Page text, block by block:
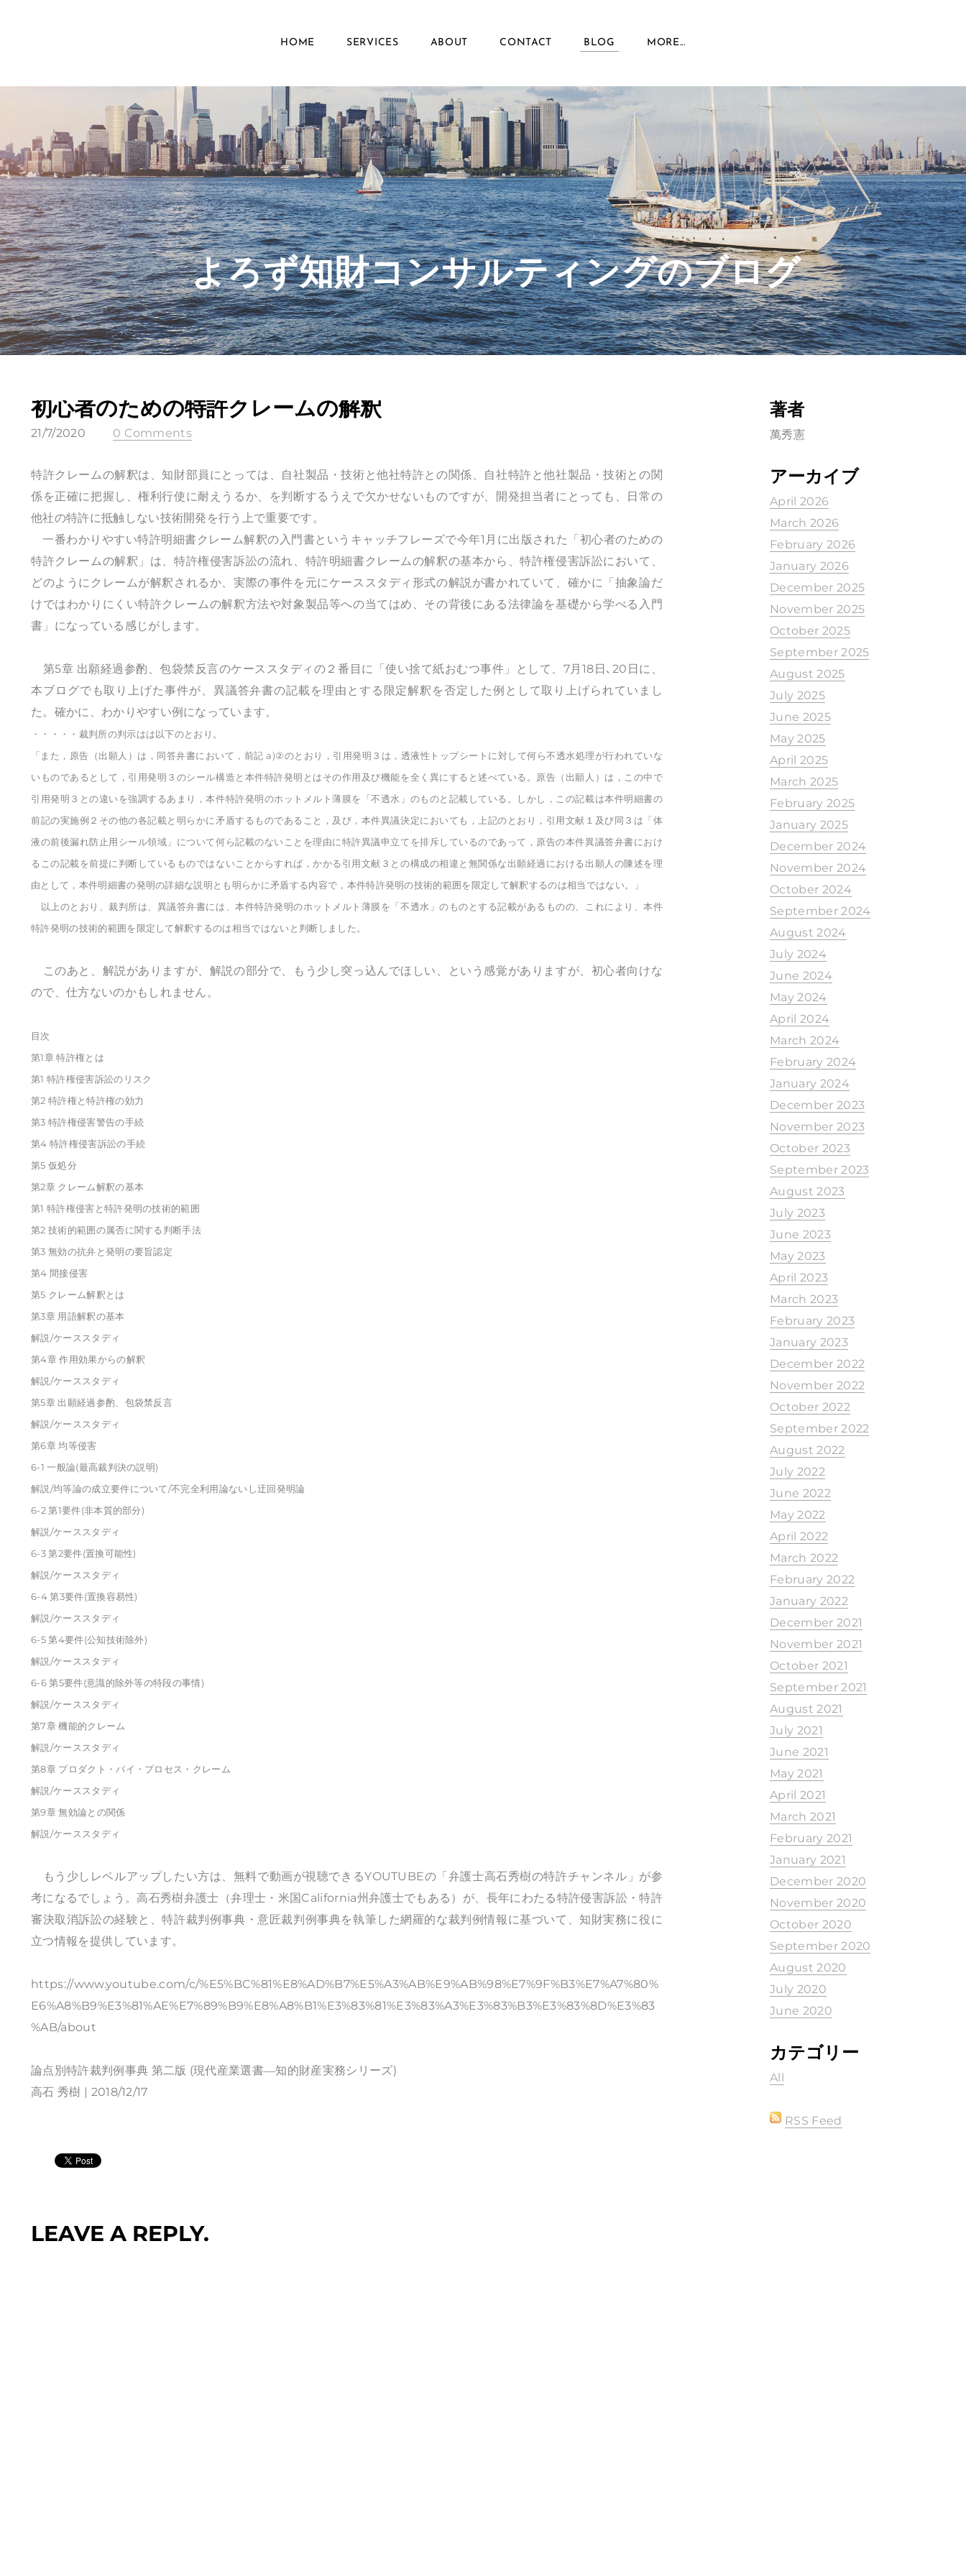
HOME SERVICES ABOUT CONTACT BLOG MORE...
​よろず知財コンサルティングのブログ
初心者のための特許クレームの解釈
21/7/2020 0 Comments
特許クレームの解釈は、知財部員にとっては、自社製品・技術と他社特許との関係、自社特許と他社製品・技術との関
係を正確に把握し、権利行使に耐えうるか、を判断するうえで欠かせないものですが、開発担当者にとっても、日常の
他社の特許に抵触しない技術開発を行う上で重要です。
一番わかりやすい特許明細書クレーム解釈の入門書というキャッチフレーズで今年1月に出版された「初心者のための
特許クレームの解釈」は、特許権侵害訴訟の流れ、特許明細書クレームの解釈の基本から、特許権侵害訴訟において、
どのようにクレームが解釈されるか、実際の事件を元にケーススタディ形式の解説が書かれていて、確かに「抽象論だ
けではわかりにくい特許クレームの解釈方法や対象製品等への当てはめ、その背後にある法律論を基礎から学べる入門
書」になっている感じがします。
第5章 出願経過参酌、包袋禁反言のケーススタディの２番目に「使い捨て紙おむつ事件」として、7月18日､20日に、
本ブログでも取り上げた事件が、異議答弁書の記載を理由とする限定解釈を否定した例として取り上げられていまし
た。確かに、わかりやすい例になっています。
・・・・・裁判所の判示はは以下のとおり。
「また，原告（出願人）は，同答弁書において，前記 a)②のとおり，引用発明３は，透液性トップシートに対して何ら不透水処理が行われていな
いものであるとして，引用発明３のシール構造と本件特許発明とはその作用及び機能を全く異にすると述べている。原告（出願人）は，この中で
引用発明３との違いを強調するあまり，本件特許発明のホットメルト薄膜を「不透水」のものと記載している。しかし，この記載は本件明細書の
前記の実施例２その他の各記載と明らかに矛盾するものであること，及び，本件異議決定においても，上記のとおり，引用文献１及び同３は「体
液の前後漏れ防止用シール領域」について何ら記載のないことを理由に特許異議申立てを排斥しているのであって，原告の本件異議答弁書におけ
るこの記載を前提に判断しているものではないことからすれば，かかる引用文献３との構成の相違と無関係な出願経過における出願人の陳述を理
由として，本件明細書の発明の詳細な説明とも明らかに矛盾する内容で，本件特許発明の技術的範囲を限定して解釈するのは相当ではない。」
以上のとおり、裁判所は、異議答弁書には、本件特許発明のホットメルト薄膜を「不透水」のものとする記載があるものの、これにより、本件
特許発明の技術的範囲を限定して解釈するのは相当ではないと判断しました。
このあと、解説がありますが、解説の部分で、もう少し突っ込んでほしい、という感覚がありますが、初心者向けな
ので、仕方ないのかもしれません。
目次
第1章 特許権とは
第1 特許権侵害訴訟のリスク
第2 特許権と特許権の効力
第3 特許権侵害警告の手続
第4 特許権侵害訴訟の手続
第5 仮処分
第2章 クレーム解釈の基本
第1 特許権侵害と特許発明の技術的範囲
第2 技術的範囲の属否に関する判断手法
第3 無効の抗弁と発明の要旨認定
第4 間接侵害
第5 クレーム解釈とは
第3章 用語解釈の基本
解説/ケーススタディ
第4章 作用効果からの解釈
解説/ケーススタディ
第5章 出願経過参酌、包袋禁反言
解説/ケーススタディ
第6章 均等侵害
6-1 一般論(最高裁判決の説明)
解説/均等論の成立要件について/不完全利用論ないし迂回発明論
6-2 第1要件(非本質的部分)
解説/ケーススタディ
6-3 第2要件(置換可能性)
解説/ケーススタディ
6-4 第3要件(置換容易性)
解説/ケーススタディ
6-5 第4要件(公知技術除外)
解説/ケーススタディ
6-6 第5要件(意識的除外等の特段の事情)
解説/ケーススタディ
第7章 機能的クレーム
解説/ケーススタディ
第8章 プロダクト・バイ・プロセス・クレーム
解説/ケーススタディ
第9章 無効論との関係
解説/ケーススタディ
もう少しレベルアップしたい方は、無料で動画が視聴できるYOUTUBEの「弁護士高石秀樹の特許チャンネル」が参
考になるでしょう。高石秀樹弁護士（弁理士・米国California州弁護士でもある）が、長年にわたる特許侵害訴訟・特許
審決取消訴訟の経験と、特許裁判例事典・意匠裁判例事典を執筆した網羅的な裁判例情報に基づいて、知財実務に役に
立つ情報を提供しています。
https://www.youtube.com/c/%E5%BC%81%E8%AD%B7%E5%A3%AB%E9%AB%98%E7%9F%B3%E7%A7%80%
E6%A8%B9%E3%81%AE%E7%89%B9%E8%A8%B1%E3%83%81%E3%83%A3%E3%83%B3%E3%83%8D%E3%83
%AB/about
論点別特許裁判例事典 第二版 (現代産業選書―知的財産実務シリーズ)
高石 秀樹 | 2018/12/17
LEAVE A REPLY.
著者
萬秀憲
アーカイブ
April 2026
March 2026
February 2026
January 2026
December 2025
November 2025
October 2025
September 2025
August 2025
July 2025
June 2025
May 2025
April 2025
March 2025
February 2025
January 2025
December 2024
November 2024
October 2024
September 2024
August 2024
July 2024
June 2024
May 2024
April 2024
March 2024
February 2024
January 2024
December 2023
November 2023
October 2023
September 2023
August 2023
July 2023
June 2023
May 2023
April 2023
March 2023
February 2023
January 2023
December 2022
November 2022
October 2022
September 2022
August 2022
July 2022
June 2022
May 2022
April 2022
March 2022
February 2022
January 2022
December 2021
November 2021
October 2021
September 2021
August 2021
July 2021
June 2021
May 2021
April 2021
March 2021
February 2021
January 2021
December 2020
November 2020
October 2020
September 2020
August 2020
July 2020
June 2020
カテゴリー
All
RSS Feed